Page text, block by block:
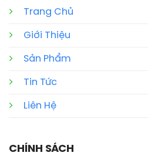
Trang Chủ
Giới Thiệu
Sản Phẩm
Tin Tức
Liên Hệ
CHÍNH SÁCH